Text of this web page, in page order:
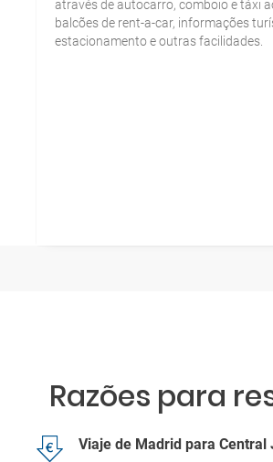
através de autocarro, comboio e táxi
balcões de rent-a-car, informações
estacionamento e outras facilidades.
Razões para
Viaje de Madrid para